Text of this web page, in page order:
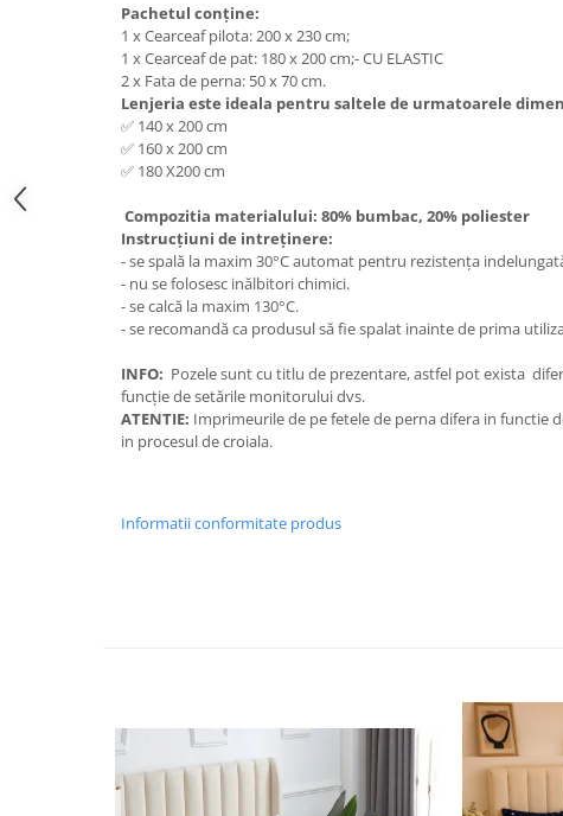
Pachetul conține:
1 x Cearceaf pilota: 200 x 230 cm;
1 x Cearceaf de pat: 180 x 200 cm;- CU ELASTIC
2 x Fata de perna: 50 x 70 cm.
Lenjeria este ideala pentru saltele de urmatoarele
✅ 140 x 200 cm
✅ 160 x 200 cm
✅ 180 X200 cm
Compozitia materialului: 80% bumbac, 20% poliester
Instrucțiuni de intreținere:
- se spală la maxim 30°C automat pentru rezistența
- nu se folosesc inălbitori chimici.
- se calcă la maxim 130°C.
- se recomandă ca produsul să fie spalat inainte de prima
INFO: Pozele sunt cu titlu de prezentare, astfel pot exista
funcție de setările monitorului dvs.
ATENTIE: Imprimeurile de pe fetele de perna difera in functie
in procesul de croiala.
Informatii conformitate produs